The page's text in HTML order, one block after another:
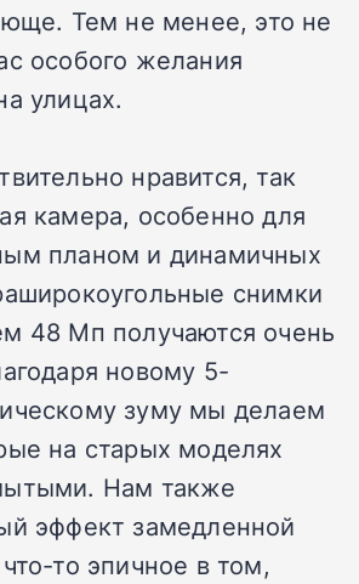
Тем не менее, это не
особого желания
улицах.
нравится, так
камера, особенно для
планом и динамичных
снимки
48 Мп получаются очень
новому 5-
зуму мы делаем
на старых моделях
Нам также
эффект замедленной
то эпичное в том,